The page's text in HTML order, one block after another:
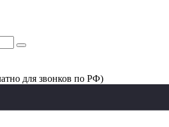
для звонков по РФ)